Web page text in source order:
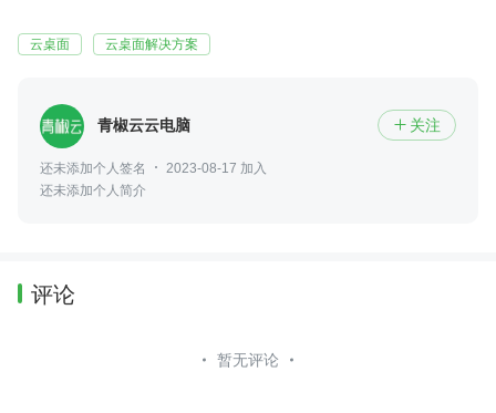
云桌面 云桌面解决方案
青椒云云电脑  关注
还未添加个人签名
2023-08-17 加入
还未添加个人简介
评论
暂无评论